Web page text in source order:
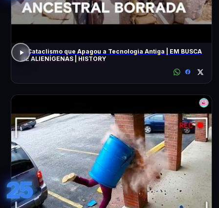
O Cataclismo que Apagou a Tecnologia Antiga | EM BUSCA
DE ALIENÍGENAS | HISTORY
25